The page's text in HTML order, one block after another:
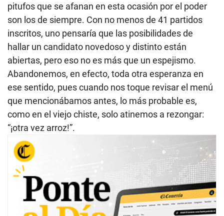
pitufos que se afanan en esta ocasión por el poder
son los de siempre. Con no menos de 41 partidos
inscritos, uno pensaría que las posibilidades de
hallar un candidato novedoso y distinto están
abiertas, pero eso no es más que un espejismo.
Abandonemos, en efecto, toda otra esperanza en
ese sentido, pues cuando nos toque revisar el menú
que mencionábamos antes, lo más probable es,
como en el viejo chiste, solo atinemos a rezongar:
“¡otra vez arroz!”.